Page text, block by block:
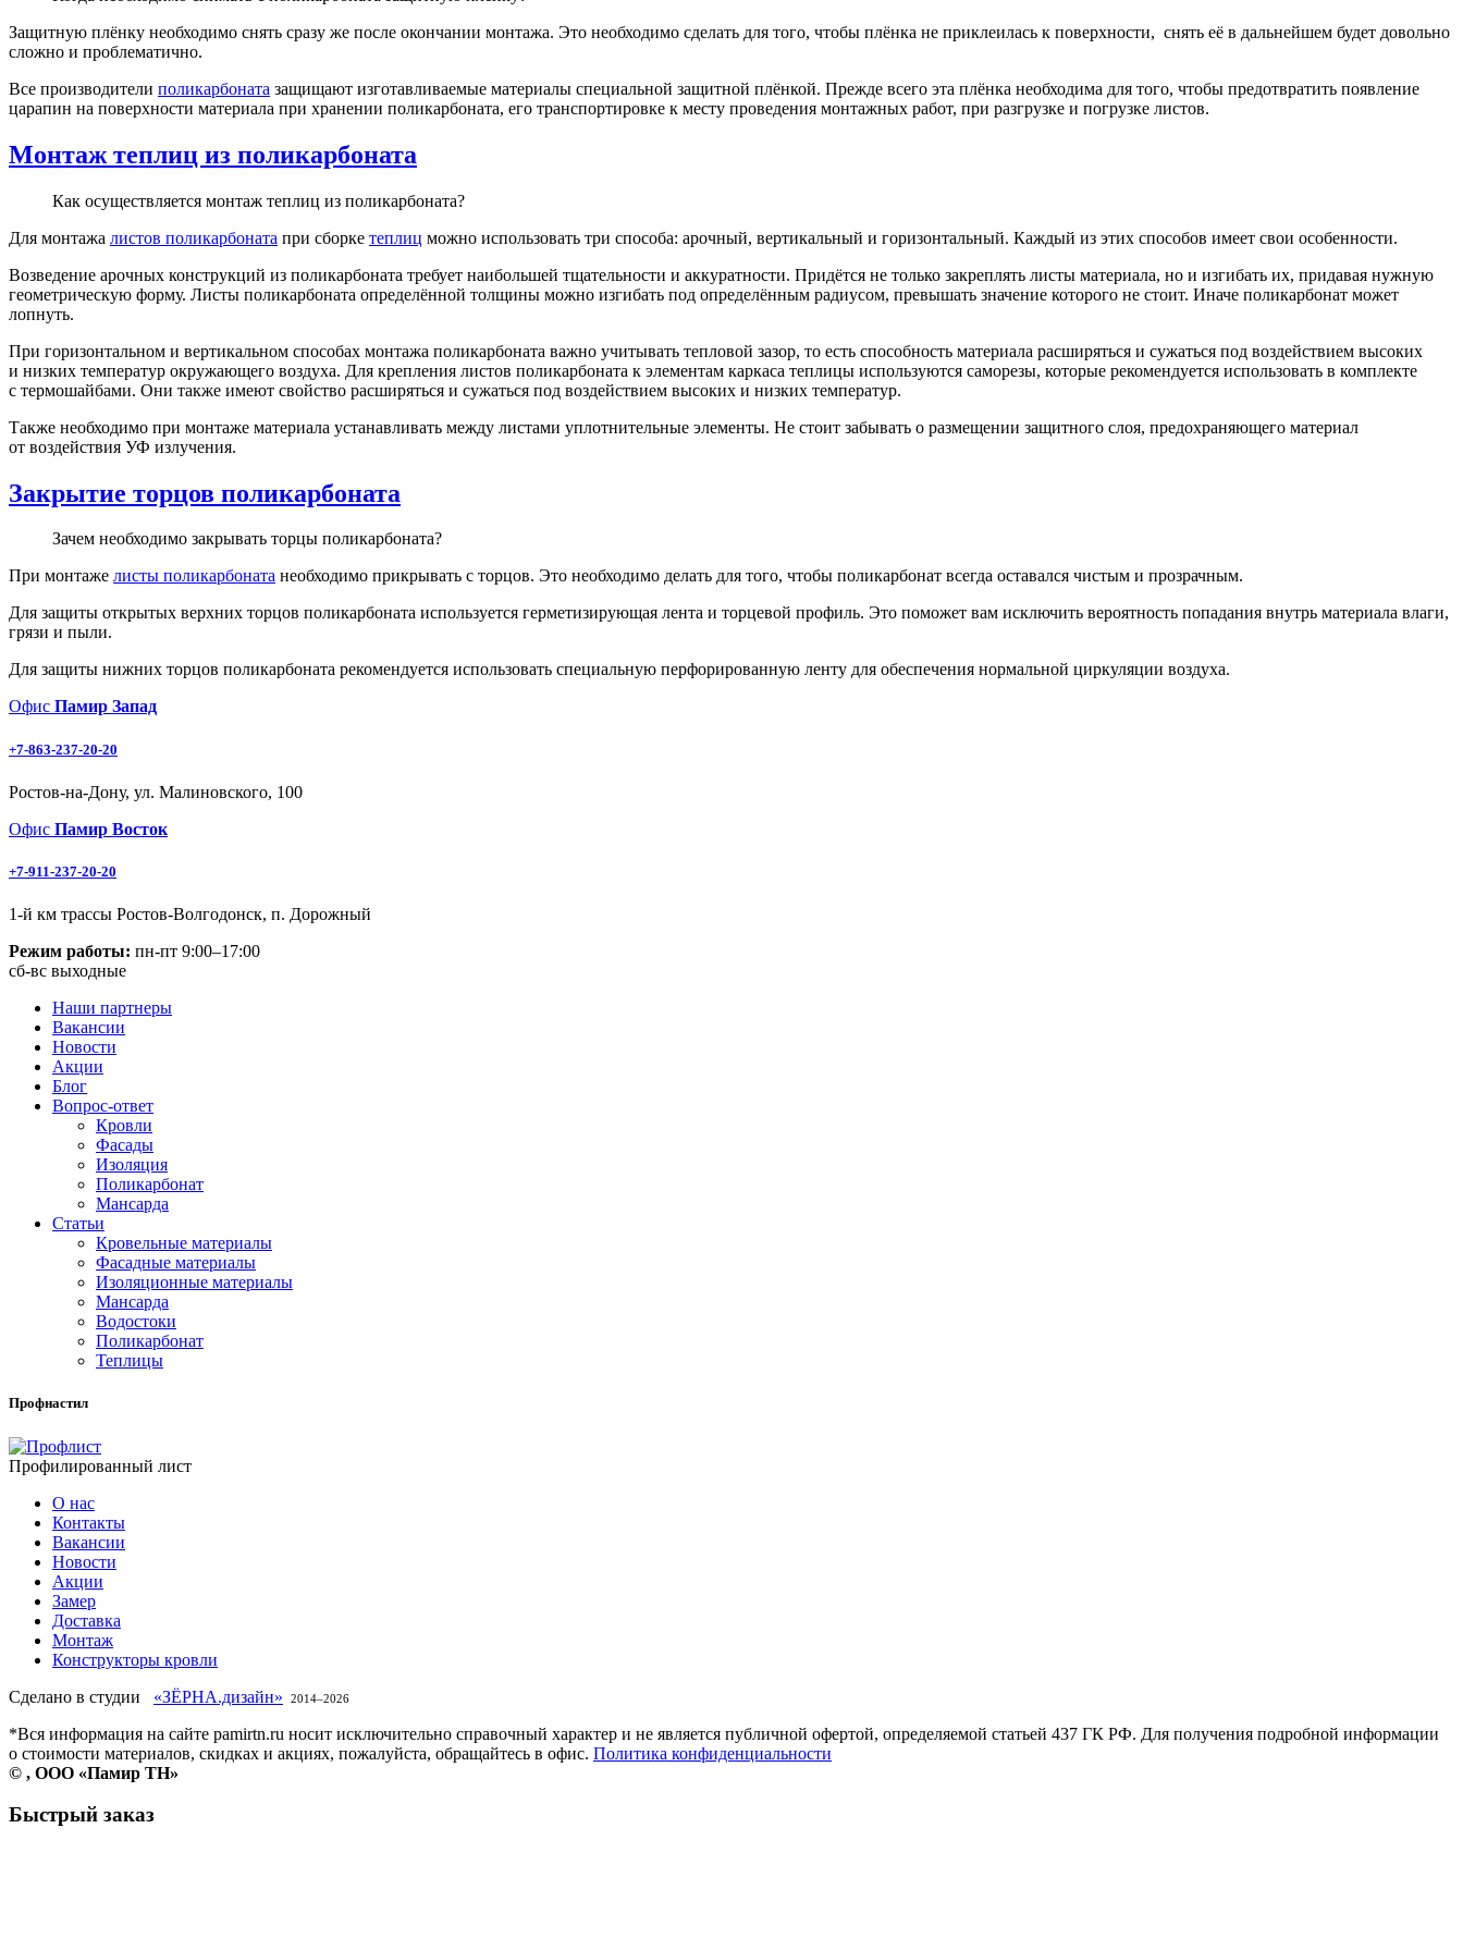
Защитную плёнку необходимо снять сразу же после окончании монтажа. Это необходимо сделать для того, чтобы плёнка не приклеилась к поверхности, снять её в дальнейшем будет довольно
сложно и проблематично.
Все производители поликарбоната защищают изготавливаемые материалы специальной защитной плёнкой. Прежде всего эта плёнка необходима для того, чтобы предотвратить появление
царапин на поверхности материала при хранении поликарбоната, его транспортировке к месту проведения монтажных работ, при разгрузке и погрузке листов.
Монтаж теплиц из поликарбоната
Как осуществляется монтаж теплиц из поликарбоната?
Для монтажа листов поликарбоната при сборке теплиц можно использовать три способа: арочный, вертикальный и горизонтальный. Каждый из этих способов имеет свои особенности.
Возведение арочных конструкций из поликарбоната требует наибольшей тщательности и аккуратности. Придётся не только закреплять листы материала, но и изгибать их, придавая нужную
геометрическую форму. Листы поликарбоната определённой толщины можно изгибать под определённым радиусом, превышать значение которого не стоит. Иначе поликарбонат может
лопнуть.
При горизонтальном и вертикальном способах монтажа поликарбоната важно учитывать тепловой зазор, то есть способность материала расширяться и сужаться под воздействием высоких
и низких температур окружающего воздуха. Для крепления листов поликарбоната к элементам каркаса теплицы используются саморезы, которые рекомендуется использовать в комплекте
с термошайбами. Они также имеют свойство расширяться и сужаться под воздействием высоких и низких температур.
Также необходимо при монтаже материала устанавливать между листами уплотнительные элементы. Не стоит забывать о размещении защитного слоя, предохраняющего материал
от воздействия УФ излучения.
Закрытие торцов поликарбоната
Зачем необходимо закрывать торцы поликарбоната?
При монтаже листы поликарбоната необходимо прикрывать с торцов. Это необходимо делать для того, чтобы поликарбонат всегда оставался чистым и прозрачным.
Для защиты открытых верхних торцов поликарбоната используется герметизирующая лента и торцевой профиль. Это поможет вам исключить вероятность попадания внутрь материала влаги,
грязи и пыли.
Для защиты нижних торцов поликарбоната рекомендуется использовать специальную перфорированную ленту для обеспечения нормальной циркуляции воздуха.
Офис Памир Запад
+7-863-237-20-20
Ростов-на-Дону, ул. Малиновского, 100
Офис Памир Восток
+7-911-237-20-20
1-й км трассы Ростов-Волгодонск, п. Дорожный
Режим работы: пн-пт 9:00–17:00
сб-вс выходные
Наши партнеры
Вакансии
Новости
Акции
Блог
Вопрос-ответ
Кровли
Фасады
Изоляция
Поликарбонат
Мансарда
Статьи
Кровельные материалы
Фасадные материалы
Изоляционные материалы
Мансарда
Водостоки
Поликарбонат
Теплицы
Профнастил
Профилированный лист
О нас
Контакты
Вакансии
Новости
Акции
Замер
Доставка
Монтаж
Конструкторы кровли
Сделано в студии «ЗЁРНА.дизайн» 2014–2026
*Вся информация на сайте pamirtn.ru носит исключительно справочный характер и не является публичной офертой, определяемой статьей 437 ГК РФ. Для получения подробной информации
о стоимости материалов, скидках и акциях, пожалуйста, обращайтесь в офис. Политика конфиденциальности
© , ООО «Памир ТН»
Быстрый заказ